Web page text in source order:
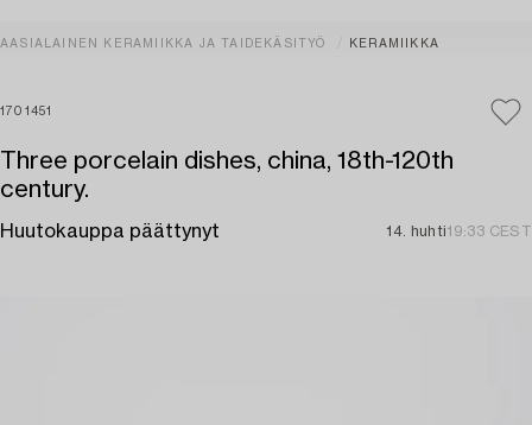
AASIALAINEN KERAMIIKKA JA TAIDEKÄSITYÖ KERAMIIKKA
1701451
Three porcelain dishes, china, 18th-120th
century.
Huutokauppa päättynyt 14. huhti19:33 CEST